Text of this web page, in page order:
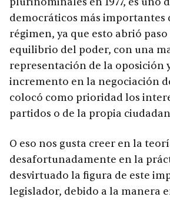
democráticos más importantes
régimen, ya que esto abrió
equilibrio del poder, con una
representación de la oposición
incremento en la negociación
colocó como prioridad los
partidos o de la propia
O eso nos gusta creer en la
desafortunadamente en la
desvirtuado la figura de este
legislador, debido a la manera